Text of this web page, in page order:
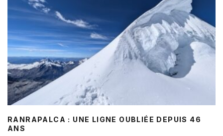
RANRAPALCA : UNE LIGNE OUBLIÉE DEPUIS 46
ANS